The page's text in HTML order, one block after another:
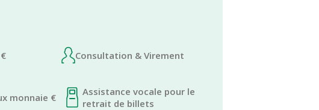
Consultation & Virement
monnaie €
Assistance vocale pour le
retrait de billets